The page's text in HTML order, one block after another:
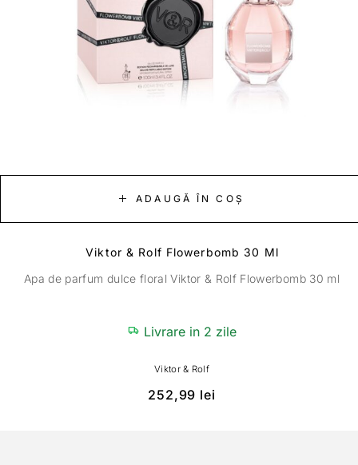
ADAUGĂ ÎN COȘ
Viktor & Rolf Flowerbomb 30 Ml
Apa de parfum dulce floral Viktor & Rolf Flowerbomb 30 ml
Livrare in 2 zile
Viktor & Rolf
252,99 lei